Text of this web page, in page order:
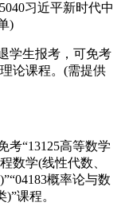
习近平新时代中
)
生报考，可免考
论课程。(需提供
“13125高等数学
数学(线性代数、
概率论与数
课程。